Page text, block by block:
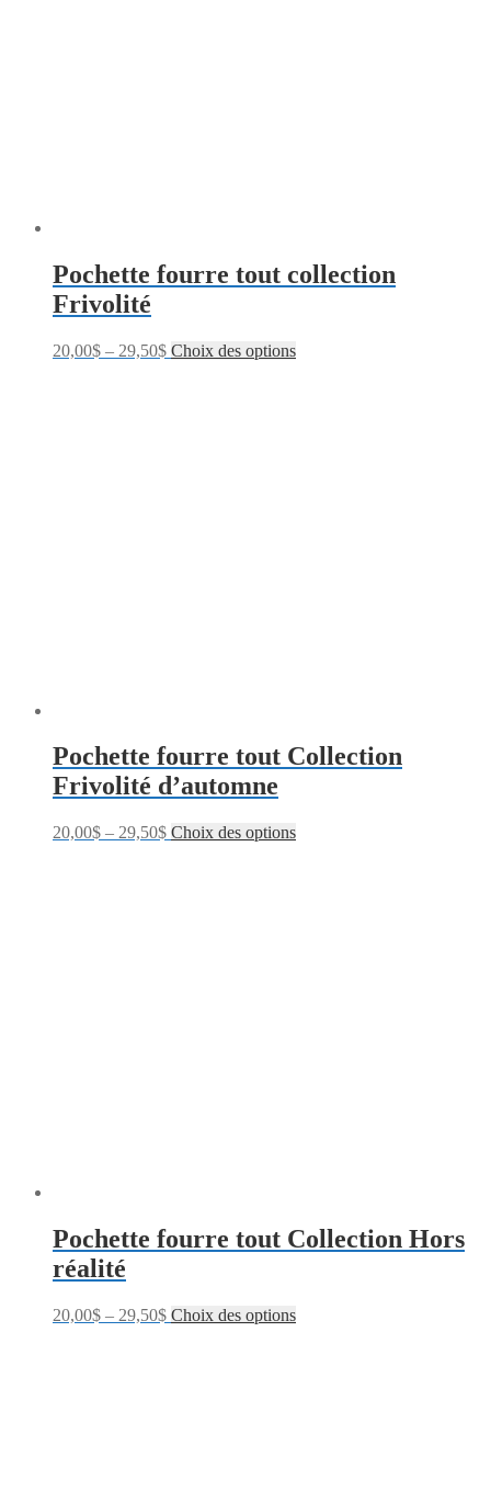
Pochette fourre tout collection
Frivolité
20,00$ – 29,50$ Choix des options
Pochette fourre tout Collection
Frivolité d’automne
20,00$ – 29,50$ Choix des options
Pochette fourre tout Collection Hors
réalité
20,00$ – 29,50$ Choix des options